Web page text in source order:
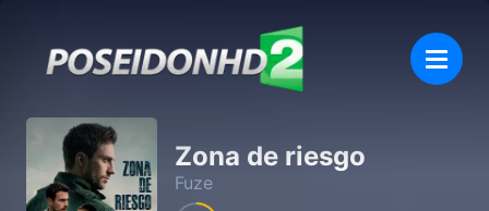
Zona de riesgo
Fuze